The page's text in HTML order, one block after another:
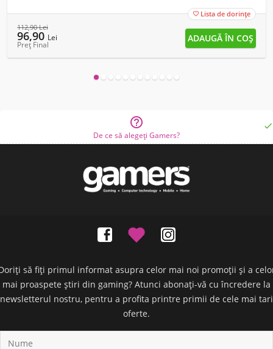
 Lista de dorințe
112,90Lei
96,90 Lei
Preț Final

De ce să alegeți Gamers?

să fiți primul informat asupra celor mai noi promoții și a
mai proaspete știri din gaming? Atunci abonați-vă cu încredere la
newsletterul nostru, pentru a profita printre primii de cele mai tari
oferte.